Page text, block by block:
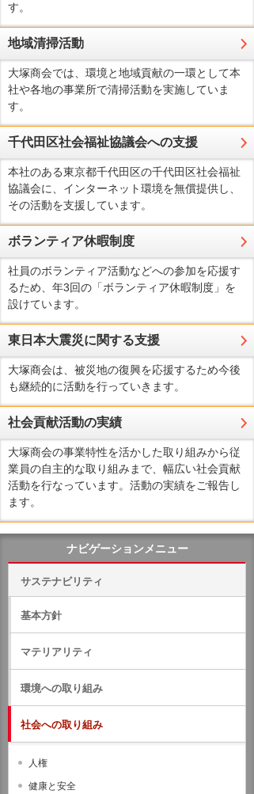
す。
地域清掃活動
大塚商会では、環境と地域貢献の一環として本
社や各地の事業所で清掃活動を実施していま
す。
千代田区社会福祉協議会への支援
本社のある東京都千代田区の千代田区社会福祉
協議会に、インターネット環境を無償提供し、
その活動を支援しています。
ボランティア休暇制度
社員のボランティア活動などへの参加を応援す
るため、年3回の「ボランティア休暇制度」を
設けています。
東日本大震災に関する支援
大塚商会は、被災地の復興を応援するため今後
も継続的に活動を行っていきます。
社会貢献活動の実績
大塚商会の事業特性を活かした取り組みから従
業員の自主的な取り組みまで、幅広い社会貢献
活動を行なっています。活動の実績をご報告し
ます。
ナビゲーションメニュー
サステナビリティ
基本方針
マテリアリティ
環境への取り組み
社会への取り組み
人権
健康と安全